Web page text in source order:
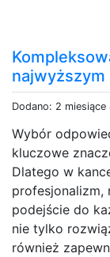
najwyższym
Dodano: 2 miesiące
Wybór
kluczowe
Dlatego w
profesjonalizm,
podejście do
nie tylko
również